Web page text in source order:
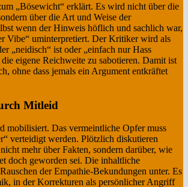
„Bösewicht“ erklärt. Es wird nicht über die
über die Art und Weise der
wenn der Hinweis höflich und sachlich war,
Vibe“ uminterpretiert. Der Kritiker wird als
„neidisch“ ist oder „einfach nur Hass
eigene Reichweite zu sabotieren. Damit ist
ohne dass jemals ein Argument entkräftet
Mitleid
mobilisiert. Das vermeintliche Opfer muss
verteidigt werden. Plötzlich diskutieren
mehr über Fakten, sondern darüber, wie
doch geworden sei. Die inhaltliche
der Empathie-Bekundungen unter. Es
in der Korrekturen als persönlicher Angriff